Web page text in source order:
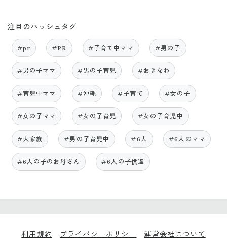
注目のハッシュタグ
#pr #PR #子育て中ママ #男の子
#男の子ママ #男の子育児 #おきなわ
#育児中ママ #沖縄 #子育て #女の子
#女の子ママ #女の子育児 #女の子育児中
#大家族 #男の子育児中 #6人 #6人のママ
#6人の子のお母さん #6人の子供達
利用規約 プライバシーポリシー 運営会社について